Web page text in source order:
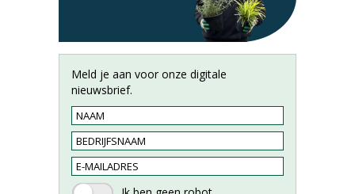
Meld je aan voor onze digitale
nieuwsbrief.